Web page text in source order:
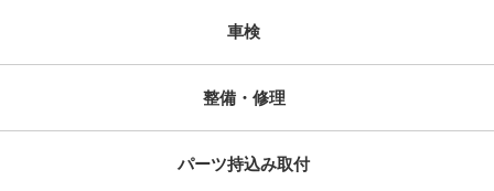
車検
整備・修理
パーツ持込み取付